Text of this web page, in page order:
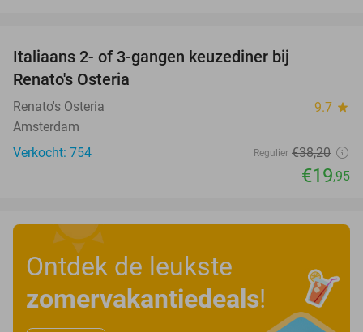
Italiaans 2- of 3-gangen keuzediner bij
Renato's Osteria
Renato's Osteria 9.7 star
Amsterdam
Verkocht: 754
Regulier €38,20
€19,95
Ontdek de leukste
zomervakantiedeals!